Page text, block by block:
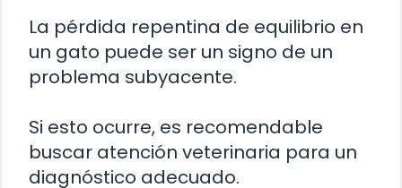
La pérdida repentina de equilibrio en
un gato puede ser un signo de un
problema subyacente.
Si esto ocurre, es recomendable
buscar atención veterinaria para un
diagnóstico adecuado.